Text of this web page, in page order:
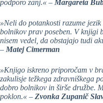
podporo zanj.« – Margareta
»Neli do potankosti razume
bolnikov prav poseben. V knjigi
nisem vedel, da obstajajo tudi
– Matej Cimerman
»Knjigo iskreno priporočam v
zakulisje težkega zdravniškega
dobro bolnikov in širše družbe.
poklon.« – Zvonka Zupanič